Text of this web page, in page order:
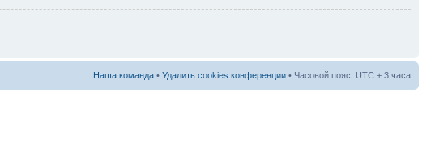
Наша команда • Удалить cookies конференции • Часовой пояс: UTC + 3 часа